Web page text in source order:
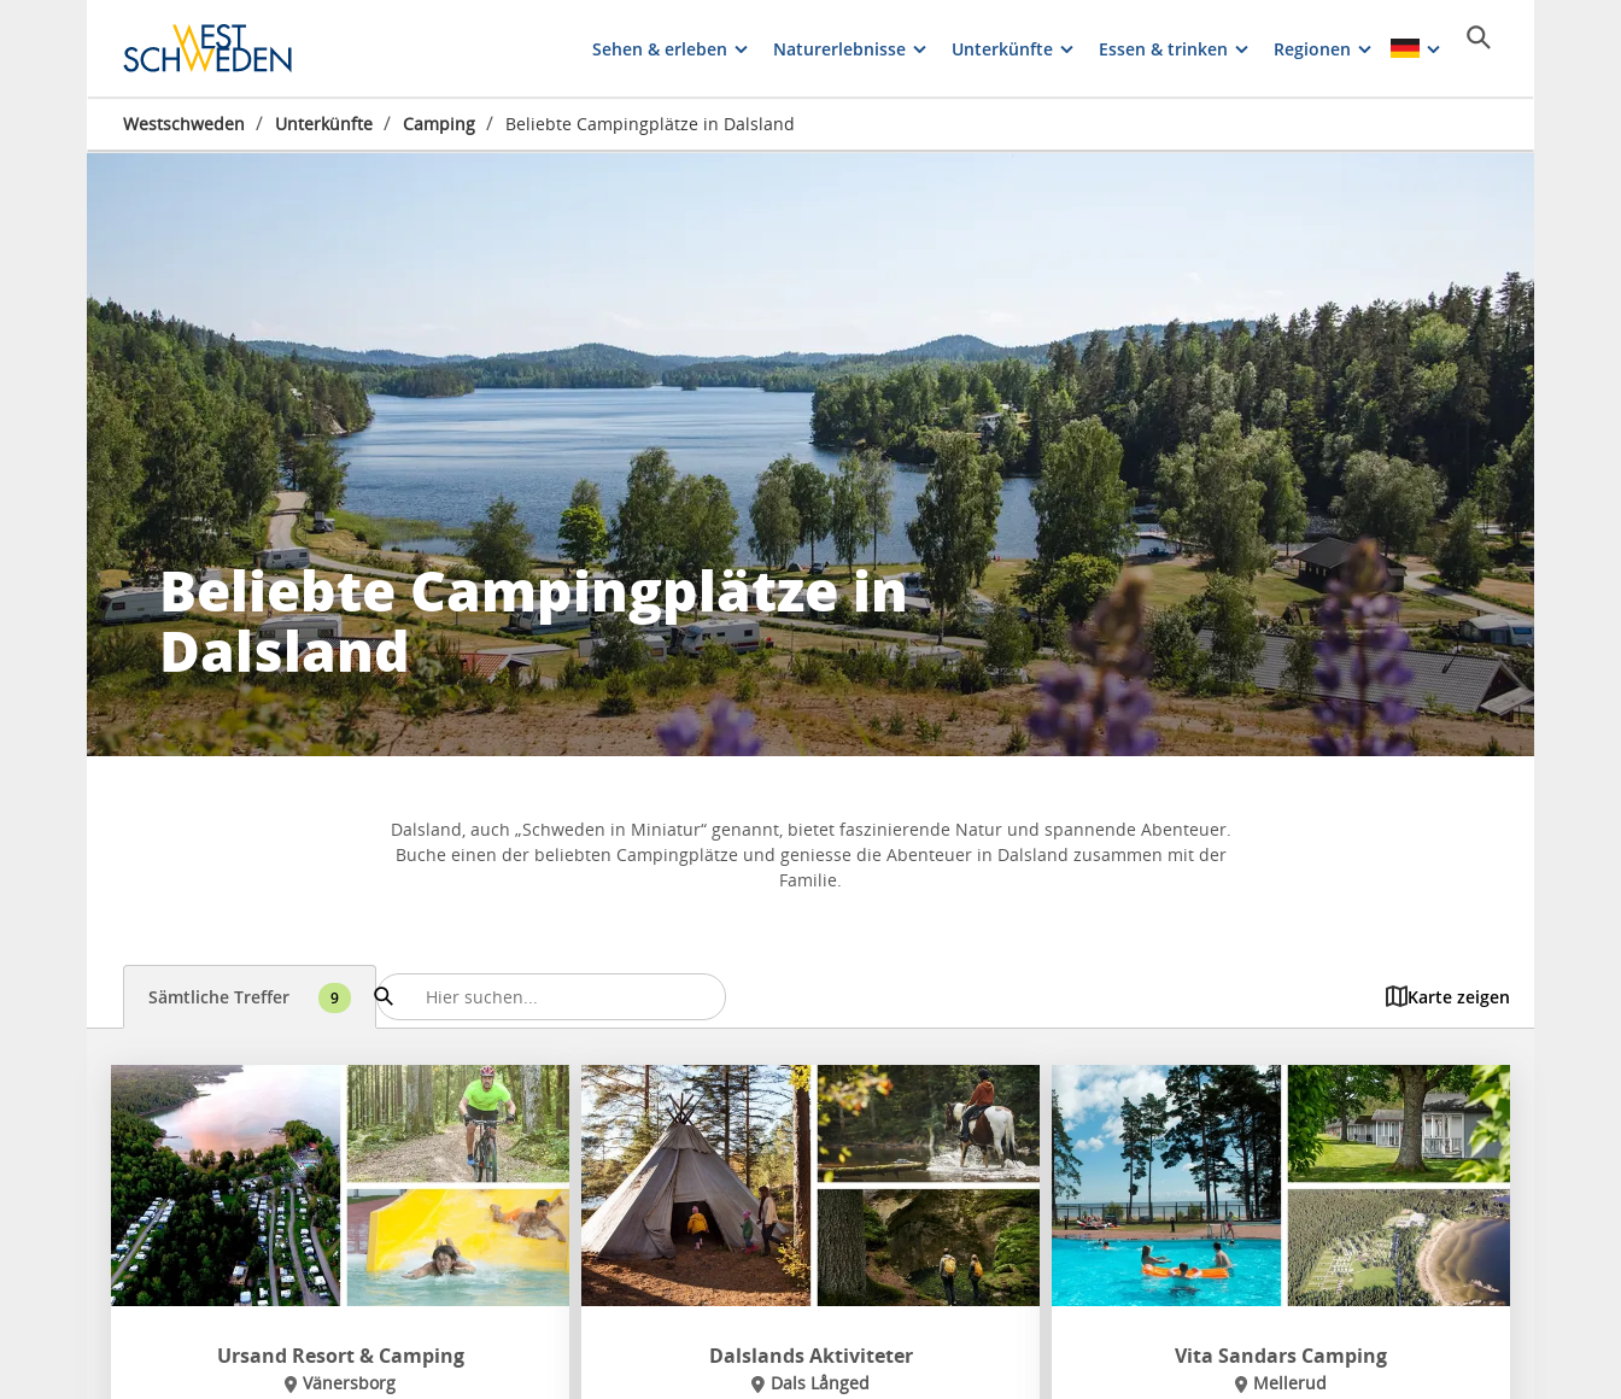
Sehen & erleben Naturerlebnisse Unterkünfte Essen & trinken Regionen
Westschweden / Unterkünfte / Camping / Beliebte Campingplätze in Dalsland
Beliebte Campingplätze in
Dalsland
Dalsland, auch „Schweden in Miniatur“ genannt, bietet faszinierende Natur und spannende Abenteuer.
Buche einen der beliebten Campingplätze und geniesse die Abenteuer in Dalsland zusammen mit der
Familie.
Sämtliche Treffer 9 Karte zeigen
Ursand Resort & Camping
Vänersborg
Dalslands Aktiviteter
Dals Långed
Vita Sandars Camping
Mellerud